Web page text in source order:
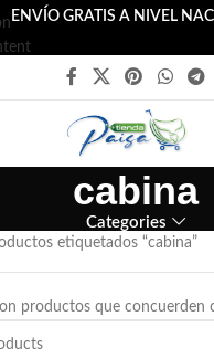
ENVÍO GRATIS A NIVEL
cabina
Categories
etiquetados “cabina”
productos que concuerden